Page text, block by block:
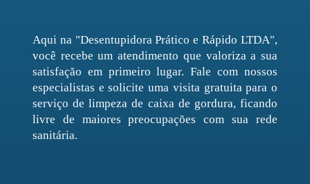
Aqui na "Desentupidora Prático e Rápido LTDA",
você recebe um atendimento que valoriza a sua
satisfação em primeiro lugar. Fale com nossos
especialistas e solicite uma visita gratuita para o
serviço de limpeza de caixa de gordura, ficando
livre de maiores preocupações com sua rede
sanitária.